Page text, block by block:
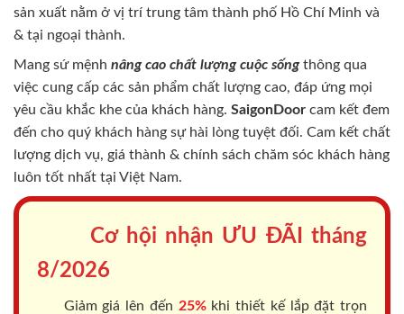
sản xuất nằm ở vị trí trung tâm thành phố Hồ Chí Minh và
& tại ngoại thành.
Mang sứ mệnh nâng cao chất lượng cuộc sốngthông qua
việc cung cấp các sản phẩm chất lượng cao, đáp ứng mọi
yêu cầu khắc khe của khách hàng. SaigonDoor cam kết đem
đến cho quý khách hàng sự hài lòng tuyệt đối. Cam kết chất
lượng dịch vụ, giá thành & chính sách chăm sóc khách hàng
luôn tốt nhất tại Việt Nam.
Cơ hội nhận ƯU ĐÃI tháng
8/2026
Giảm giá lên đến 25%khi thiết kế lắp đặt trọn